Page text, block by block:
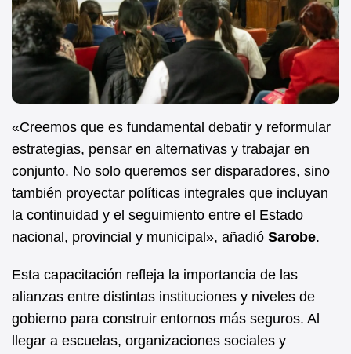
«Creemos que es fundamental debatir y reformular
estrategias, pensar en alternativas y trabajar en
conjunto. No solo queremos ser disparadores, sino
también proyectar políticas integrales que incluyan
la continuidad y el seguimiento entre el Estado
nacional, provincial y municipal», añadió Sarobe.
Esta capacitación refleja la importancia de las
alianzas entre distintas instituciones y niveles de
gobierno para construir entornos más seguros. Al
llegar a escuelas, organizaciones sociales y